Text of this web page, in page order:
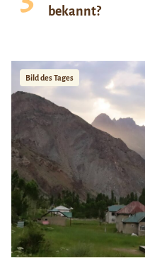
bekannt?
Bild des Tages